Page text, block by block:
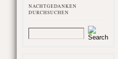
NACHTGEDANKEN
DURCHSUCHEN